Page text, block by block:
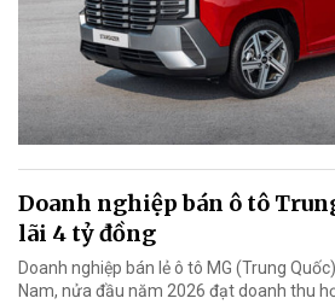
Doanh nghiệp bán ô tô
lãi 4 tỷ đồng
Doanh nghiệp bán lẻ ô tô MG (Trung
Nam, nửa đầu năm 2026 đạt doanh thu